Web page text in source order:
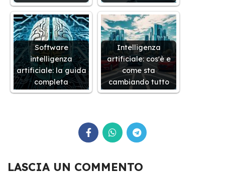
Software
intelligenza
artificiale: la guida
completa
Intelligenza
artificiale: cos'è e
come sta
cambiando tutto
LASCIA UN COMMENTO